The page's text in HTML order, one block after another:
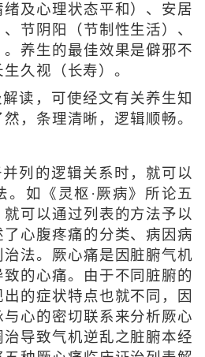
及心理状态平和）、安居
节阴阳（节制性生活）、
养生的最佳效果是僻邪不
久视（长寿）。
读，可使经文有关养生知
，条理清晰，逻辑顺畅。
列的逻辑关系时，就可以
。如《灵枢·厥病》所论五
可以通过列表的方法予以
心腹疼痛的分类、病因病
法。厥心痛是因脏腑气机
的心痛。由于不同脏腑的
的症状特点也就不同，因
心的密切联系来分析厥心
导致气机逆乱之脏腑本经